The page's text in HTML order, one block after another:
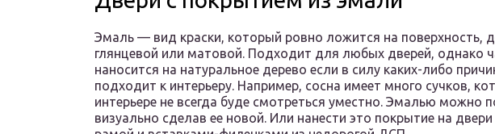
Эмаль — вид краски, который ровно ложится на поверхность,
глянцевой или матовой. Подходит для любых дверей, однако
наносится на натуральное дерево если в силу каких-либо
подходит к интерьеру. Например, сосна имеет много сучков,
интерьере не всегда буде смотреться уместно. Эмалью можно
визуально сделав ее новой. Или нанести это покрытие на